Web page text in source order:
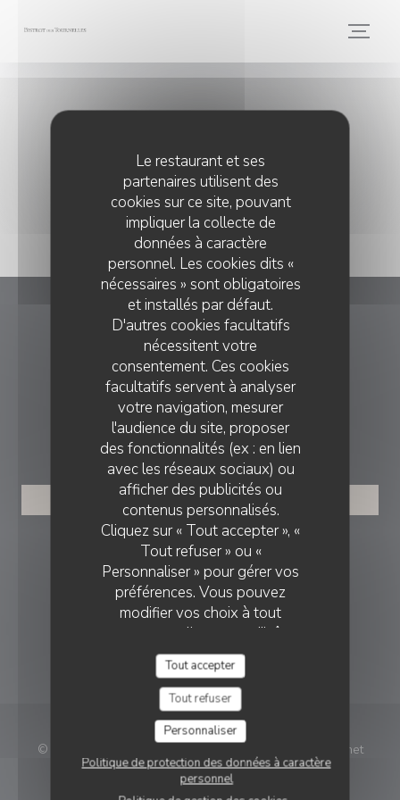
Le restaurant et ses
partenaires utilisent des
cookies sur ce site, pouvant
impliquer la collecte de
données à caractère
personnel. Les cookies dits «
nécessaires » sont obligatoires
et installés par défaut.
D'autres cookies facultatifs
nécessitent votre
consentement. Ces cookies
facultatifs servent à analyser
votre navigation, mesurer
l'audience du site, proposer
des fonctionnalités (ex : en lien
avec les réseaux sociaux) ou
afficher des publicités ou
contenus personnalisés.
Cliquez sur « Tout accepter », «
Tout refuser » ou «
Personnaliser » pour gérer vos
préférences. Vous pouvez
modifier vos choix à tout
moment en cliquant sur l'icône
représentant un cookie en bas
à gauche des pages du site.
Tout accepter
Tout refuser
Personnaliser
Politique de protection des données à caractère
personnel
Bistrot des Tournelles
6 rue des Tournelles 75004 Paris
01 57 40 99 96
RÉSERVATION
RÉSERVER
NOUS SUIVRE
Instagram ((ouvre une nouvelle
NEWSLETTER
© 2026 Bistrot des Tournelles — Création de site internet
restaurant avecZenchef((ouvre une nouvelle